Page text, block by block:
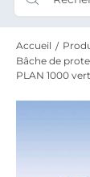
Accueil
Bâche de
PLAN 1000